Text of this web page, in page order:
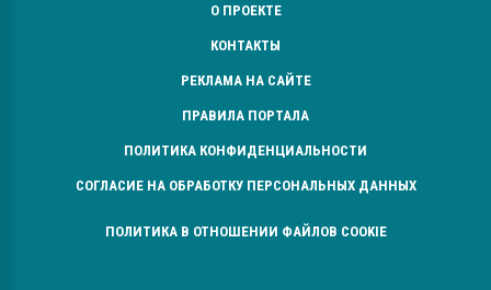
О ПРОЕКТЕ
КОНТАКТЫ
РЕКЛАМА НА САЙТЕ
ПРАВИЛА ПОРТАЛА
ПОЛИТИКА КОНФИДЕНЦИАЛЬНОСТИ
СОГЛАСИЕ НА ОБРАБОТКУ ПЕРСОНАЛЬНЫХ ДАННЫХ
ПОЛИТИКА В ОТНОШЕНИИ ФАЙЛОВ COOKIE